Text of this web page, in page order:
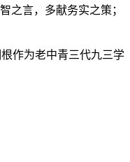
之言，多献务实之策；
作为老中青三代九三学